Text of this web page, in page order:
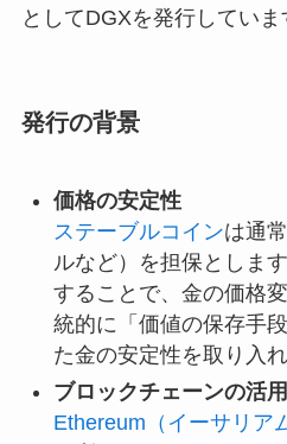
としてDGXを発行していま
発行の背景
価格の安定性
ステーブルコインは通
ルなど）を担保としま
することで、金の価格
統的に「価値の保存手
た金の安定性を取り入れ
ブロックチェーンの活用
Ethereum（イーサリア